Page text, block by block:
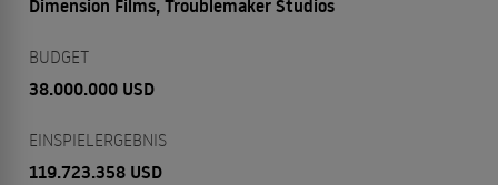
Dimension Films, Troublemaker Studios
BUDGET
38.000.000 USD
EINSPIELERGEBNIS
119.723.358 USD